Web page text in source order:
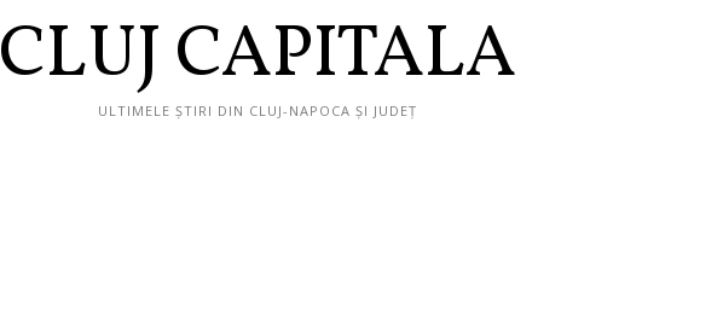
CLUJ CAPITALA
ULTIMELE ȘTIRI DIN CLUJ-NAPOCA ȘI JUDEȚ